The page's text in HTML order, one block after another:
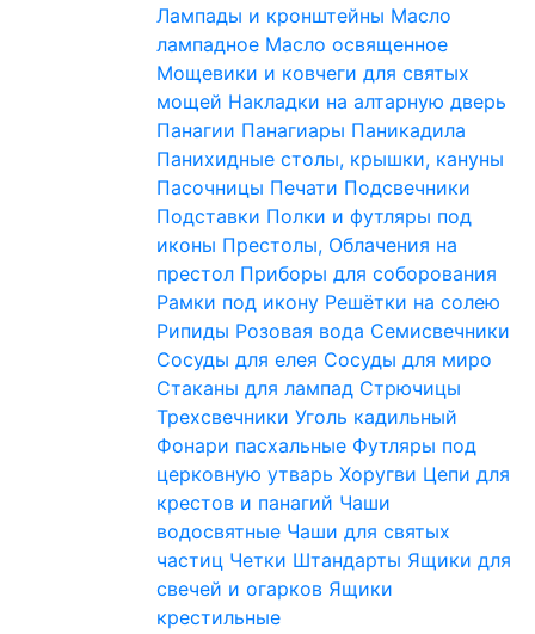
Лампады и кронштейны Масло
лампадное Масло освященное
Мощевики и ковчеги для святых
мощей Накладки на алтарную дверь
Панагии Панагиары Паникадила
Панихидные столы, крышки, кануны
Пасочницы Печати Подсвечники
Подставки Полки и футляры под
иконы Престолы, Облачения на
престол Приборы для соборования
Рамки под икону Решётки на солею
Рипиды Розовая вода Семисвечники
Сосуды для елея Сосуды для миро
Стаканы для лампад Стрючицы
Трехсвечники Уголь кадильный
Фонари пасхальные Футляры под
церковную утварь Хоругви Цепи для
крестов и панагий Чаши
водосвятные Чаши для святых
частиц Четки Штандарты Ящики для
свечей и огарков Ящики
крестильные